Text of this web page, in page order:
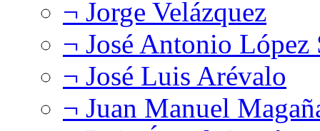
¬ Jorge Velázquez
¬ José Antonio López
¬ José Luis Arévalo
¬ Juan Manuel